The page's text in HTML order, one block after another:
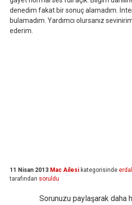
denedim fakat bir sonuç alamadım.
bulamadım. Yardımcı olursanız
ederim.
11 Nisan 2013 Mac Ailesi kategorisinde
tarafından soruldu
Sorunuzu paylaşarak daha